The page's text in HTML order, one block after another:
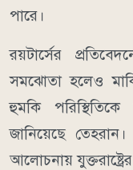
পারে।
রয়টার্সের
সমঝোতা হলেও
হুমকি
জানিয়েছে
আলোচনায়